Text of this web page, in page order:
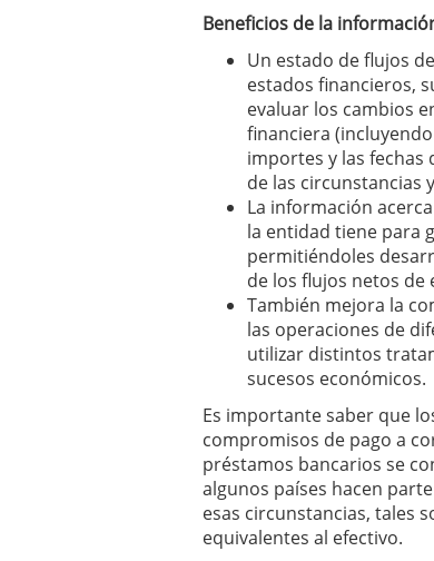
Beneficios de la
Un estado de flujos
estados financieros,
evaluar los cambios
financiera
importes y las fechas
de las circunstancias
La información
la entidad tiene para
permitiéndoles
de los flujos netos de
También mejora la
las operaciones de
utilizar distintos
sucesos económicos.
Es importante saber que
compromisos de pago a
préstamos bancarios se
algunos países hacen
esas circunstancias, tales
equivalentes al efectivo.